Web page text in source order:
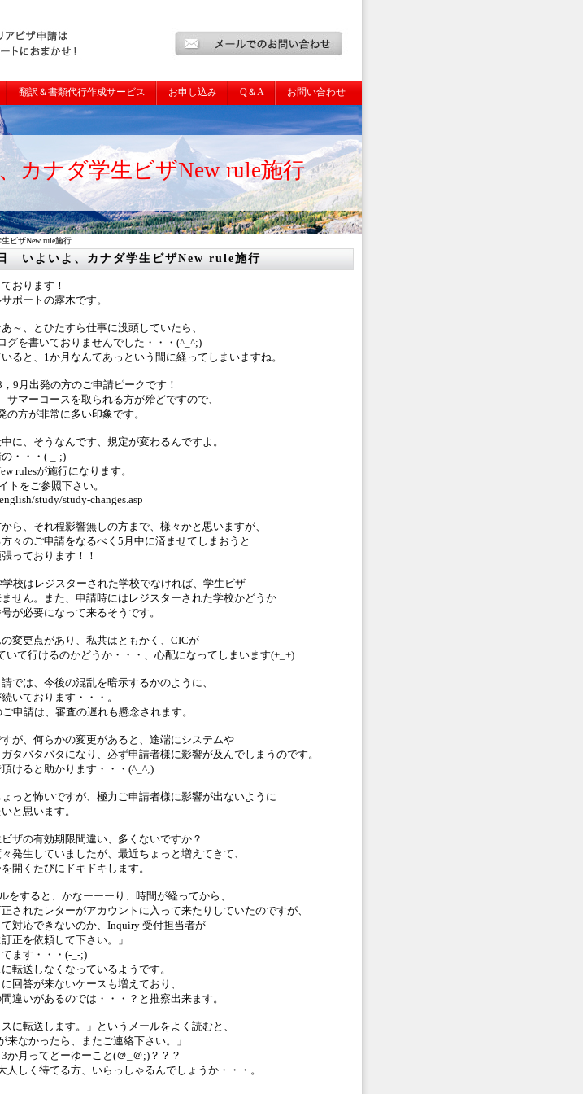
翻訳＆書類代行作成サービス お申し込み Q＆A お問い合わせ
カナダ学生ビザNew rule施行
ビザNew rule施行
いよいよ、カナダ学生ビザNew rule施行
おります！
ポートの露木です。
～、とひたすら仕事に没頭していたら、
グを書いておりませんでした・・・(^_^;)
ると、1か月なんてあっという間に経ってしまいますね。
9月出発の方のご申請ピークです！
サマーコースを取られる方が殆どですので、
の方が非常に多い印象です。
に、そうなんです、規定が変わるんですよ。
・・・(-_-;)
rulesが施行になります。
トをご参照下さい。
study/study-changes.asp
ら、それ程影響無しの方まで、様々かと思いますが、
々のご申請をなるべく5月中に済ませてしまおうと
っております！！
校はレジスターされた学校でなければ、学生ビザ
せん。また、申請時にはレジスターされた学校かどうか
が必要になって来るそうです。
変更点があり、私共はともかく、CICが
いて行けるのかどうか・・・、心配になってしまいます(+_+)
では、今後の混乱を暗示するかのように、
いております・・・。
申請は、審査の遅れも懸念されます。
が、何らかの変更があると、途端にシステムや
タバタバタになり、必ず申請者様に影響が及んでしまうのです。
けると助かります・・・(^_^;)
っと怖いですが、極力ご申請者様に影響が出ないように
と思います。
ザの有効期限間違い、多くないですか？
発生していましたが、最近ちょっと増えてきて、
開くたびにドキドキします。
をすると、かなーーーり、時間が経ってから、
されたレターがアカウントに入って来たりしていたのですが、
対応できないのか、Inquiry 受付担当者が
正を依頼して下さい。」
ます・・・(-_-;)
転送しなくなっているようです。
回答が来ないケースも増えており、
違いがあるのでは・・・？と推察出来ます。
に転送します。」というメールをよく読むと、
来なかったら、またご連絡下さい。」
か月ってどーゆーこと(＠_＠;)？？？
人しく待てる方、いらっしゃるんでしょうか・・・。